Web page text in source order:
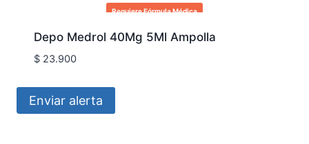
Requiere Fórmula Médica
Depo Medrol 40Mg 5Ml Ampolla
$23.900
Enviar alerta